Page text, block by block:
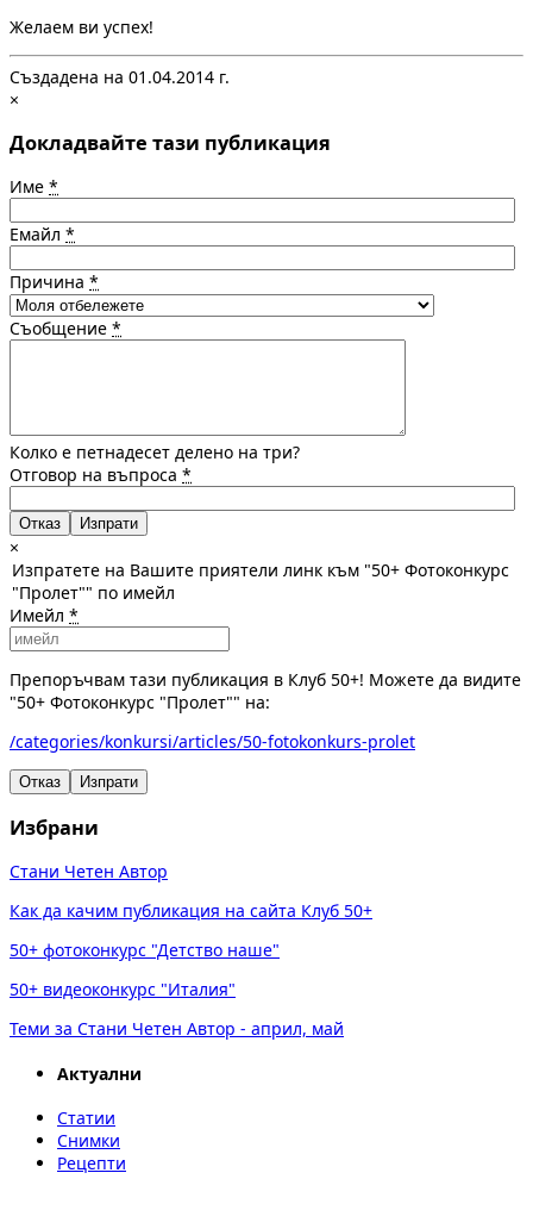
Желаем ви успех!
Създадена на 01.04.2014 г.
×
Докладвайте тази публикация
Име *
Емайл *
Причина *
Съобщение *
Колко е петнадесет делено на три?
Отговор на въпроса *
Отказ
×
Изпратете на Вашите приятели линк към "50+ Фотоконкурс
"Пролет"" по имейл
Имейл *
Препоръчвам тази публикация в Клуб 50+! Можете да видите
"50+ Фотоконкурс "Пролет"" на:
/categories/konkursi/articles/50-fotokonkurs-prolet
Отказ Изпрати
Избрани
Стани Четен Автор
Как да качим публикация на сайта Клуб 50+
50+ фотоконкурс "Детство наше"
50+ видеоконкурс "Италия"
Теми за Стани Четен Автор - април, май
Актуални
Статии
Снимки
Рецепти